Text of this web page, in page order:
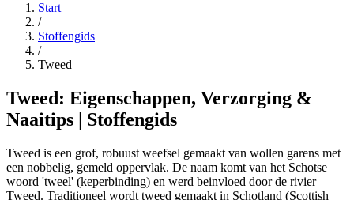
Start
/
Stoffengids
/
Tweed
Tweed: Eigenschappen, Verzorging &
Naaitips | Stoffengids
Tweed is een grof, robuust weefsel gemaakt van wollen garens met
een nobbelig, gemeld oppervlak. De naam komt van het Schotse
woord 'tweel' (keperbinding) en werd beinvloed door de rivier
Tweed. Traditioneel wordt tweed gemaakt in Schotland (Scottish